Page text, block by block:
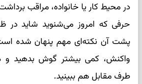
در محیط کار یا خانواده، مراقب
حرفی که امروز می‌شنوید شاید در
پشت آن نکته‌ای مهم پنهان شده
واکنش، کمی بیشتر گوش بدهید و
طرف مقابل هم ببینید.